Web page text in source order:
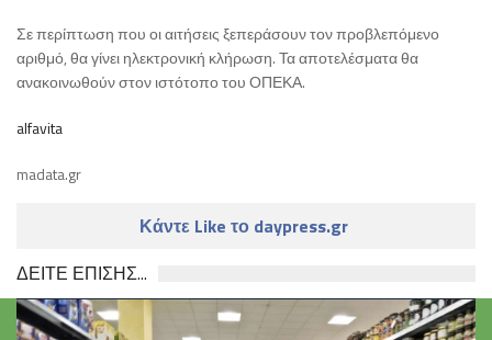
Σε περίπτωση που οι αιτήσεις ξεπεράσουν τον προβλεπόμενο
αριθμό, θα γίνει ηλεκτρονική κλήρωση. Τα αποτελέσματα θα
ανακοινωθούν στον ιστότοπο του ΟΠΕΚΑ.
alfavita
madata.gr
Κάντε Like το daypress.gr
ΔΕΙΤΕ ΕΠΙΣΗΣ...